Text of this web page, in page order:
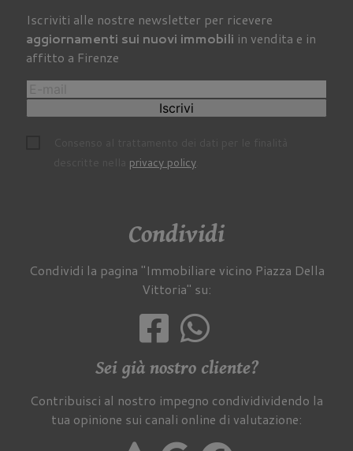
Iscriviti alle nostre newsletter per ricevere
aggiornamenti sui nuovi immobili in vendita e in
affitto a Firenze
Iscrivi
privacy policy.
Condividi
Condividi la pagina "Immobiliare vicino Piazza Della
Vittoria" su:
Sei già nostro cliente?
Contribuisci al nostro impegno condividividendo la
tua opinione sui canali online di valutazione: